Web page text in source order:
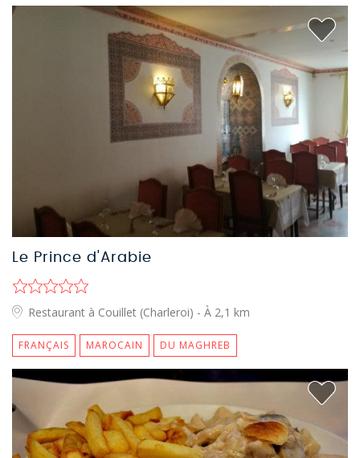
Le Prince d'Arabie
Restaurant à Couillet (Charleroi) - À 2,1 km
FRANÇAIS MAROCAIN DU MAGHREB